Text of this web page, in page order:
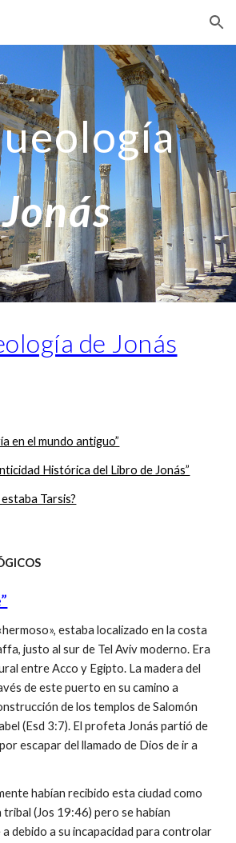
Skip to navigation
Jonás
de Jonás
en el mundo antiguo”
Histórica del Libro de Jonás”
Tarsis?
estaba localizado en la costa
justo al sur de Tel Aviv moderno. Era
entre Acco y Egipto. La madera del
de este puerto en su camino a
de los templos de Salomón
(Esd 3:7). El profeta Jonás partió de
escapar del llamado de Dios de ir a
habían recibido esta ciudad como
(Jos 19:46) pero se habían
debido a su incapacidad para controlar